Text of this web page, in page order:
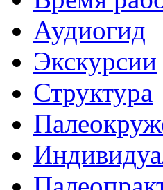
Аудиогид
Экскурсии
Структура